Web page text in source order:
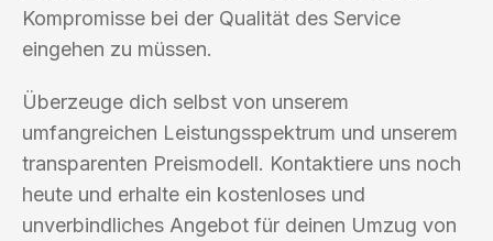
Kompromisse bei der Qualität des Service
eingehen zu müssen.
Überzeuge dich selbst von unserem
umfangreichen Leistungsspektrum und unserem
transparenten Preismodell. Kontaktiere uns noch
heute und erhalte ein kostenloses und
unverbindliches Angebot für deinen Umzug von